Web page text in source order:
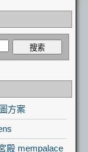
方案
殿 mempalace